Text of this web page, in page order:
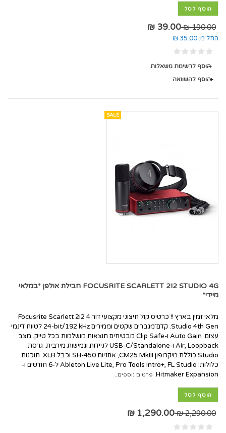
הוסף לסל
190.00 ₪
39.00 ₪
החל מ: 35.00 ₪
הוסף לרשימת משאלות
הוסף להשוואה
SALE
FOCUSRITE SCARLETT 2I2 STUDIO 4G חבילת אולפן *במלאי
מיידי*
מלאי זמין בארץ !! כרטיס קול חיצוני מקצועי דור 4 Focusrite Scarlett 2i2
Studio 4th Gen. קדם־מגברים שקטים וממירים ‎24-bit/192 kHz‎ לטווח דינמי
עצום. Auto Gain ו-Clip Safe מבטיחים תוצאות מושלמות בכל טייק. מצב
Air, Loopback ו-USB-C/Standalone לניידות וגמישות מירבית. גרסת
Studio כוללת מיקרופון CM25 MkIII, אוזניות SH-450 וכבל XLR. תוכנות
כלולות: Ableton Live Lite, Pro Tools Intro+, FL Studio ל-6 חודשים ו-
Hitmaker Expansion. פרטים נוספים..
הוסף לסל
2,290.00 ₪
1,290.00 ₪